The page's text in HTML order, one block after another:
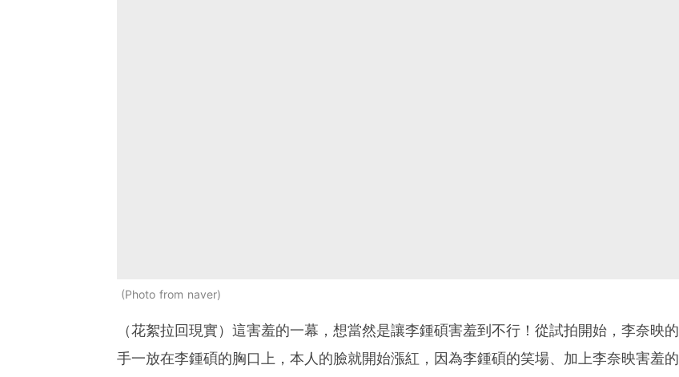
Photo from naver
（花絮拉回現實）這害羞的一幕，想當然是讓李鍾碩害羞到不行！從試拍開始，李奈映的
手一放在李鍾碩的胸口上，本人的臉就開始漲紅，因為李鍾碩的笑場、加上李奈映害羞的